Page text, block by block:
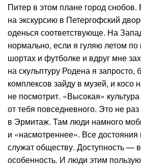
Питер в этом плане город
на экскурсию в Петергофский
оденься соответствующе. На
нормально, если я гуляю летом
шортах и футболке и вдруг мне
на скульптуру Родена я запросто,
комплексов зайду в музей, и косо
не посмотрит. «Высокая»
от тебя повседневного. Это не раз
в Эрмитаж. Там люди намного
и «насмотреннее». Все достояния
служат обществу. Доступность —
особенность. И люди этим